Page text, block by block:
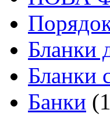
Бланки
Бланки
Банки